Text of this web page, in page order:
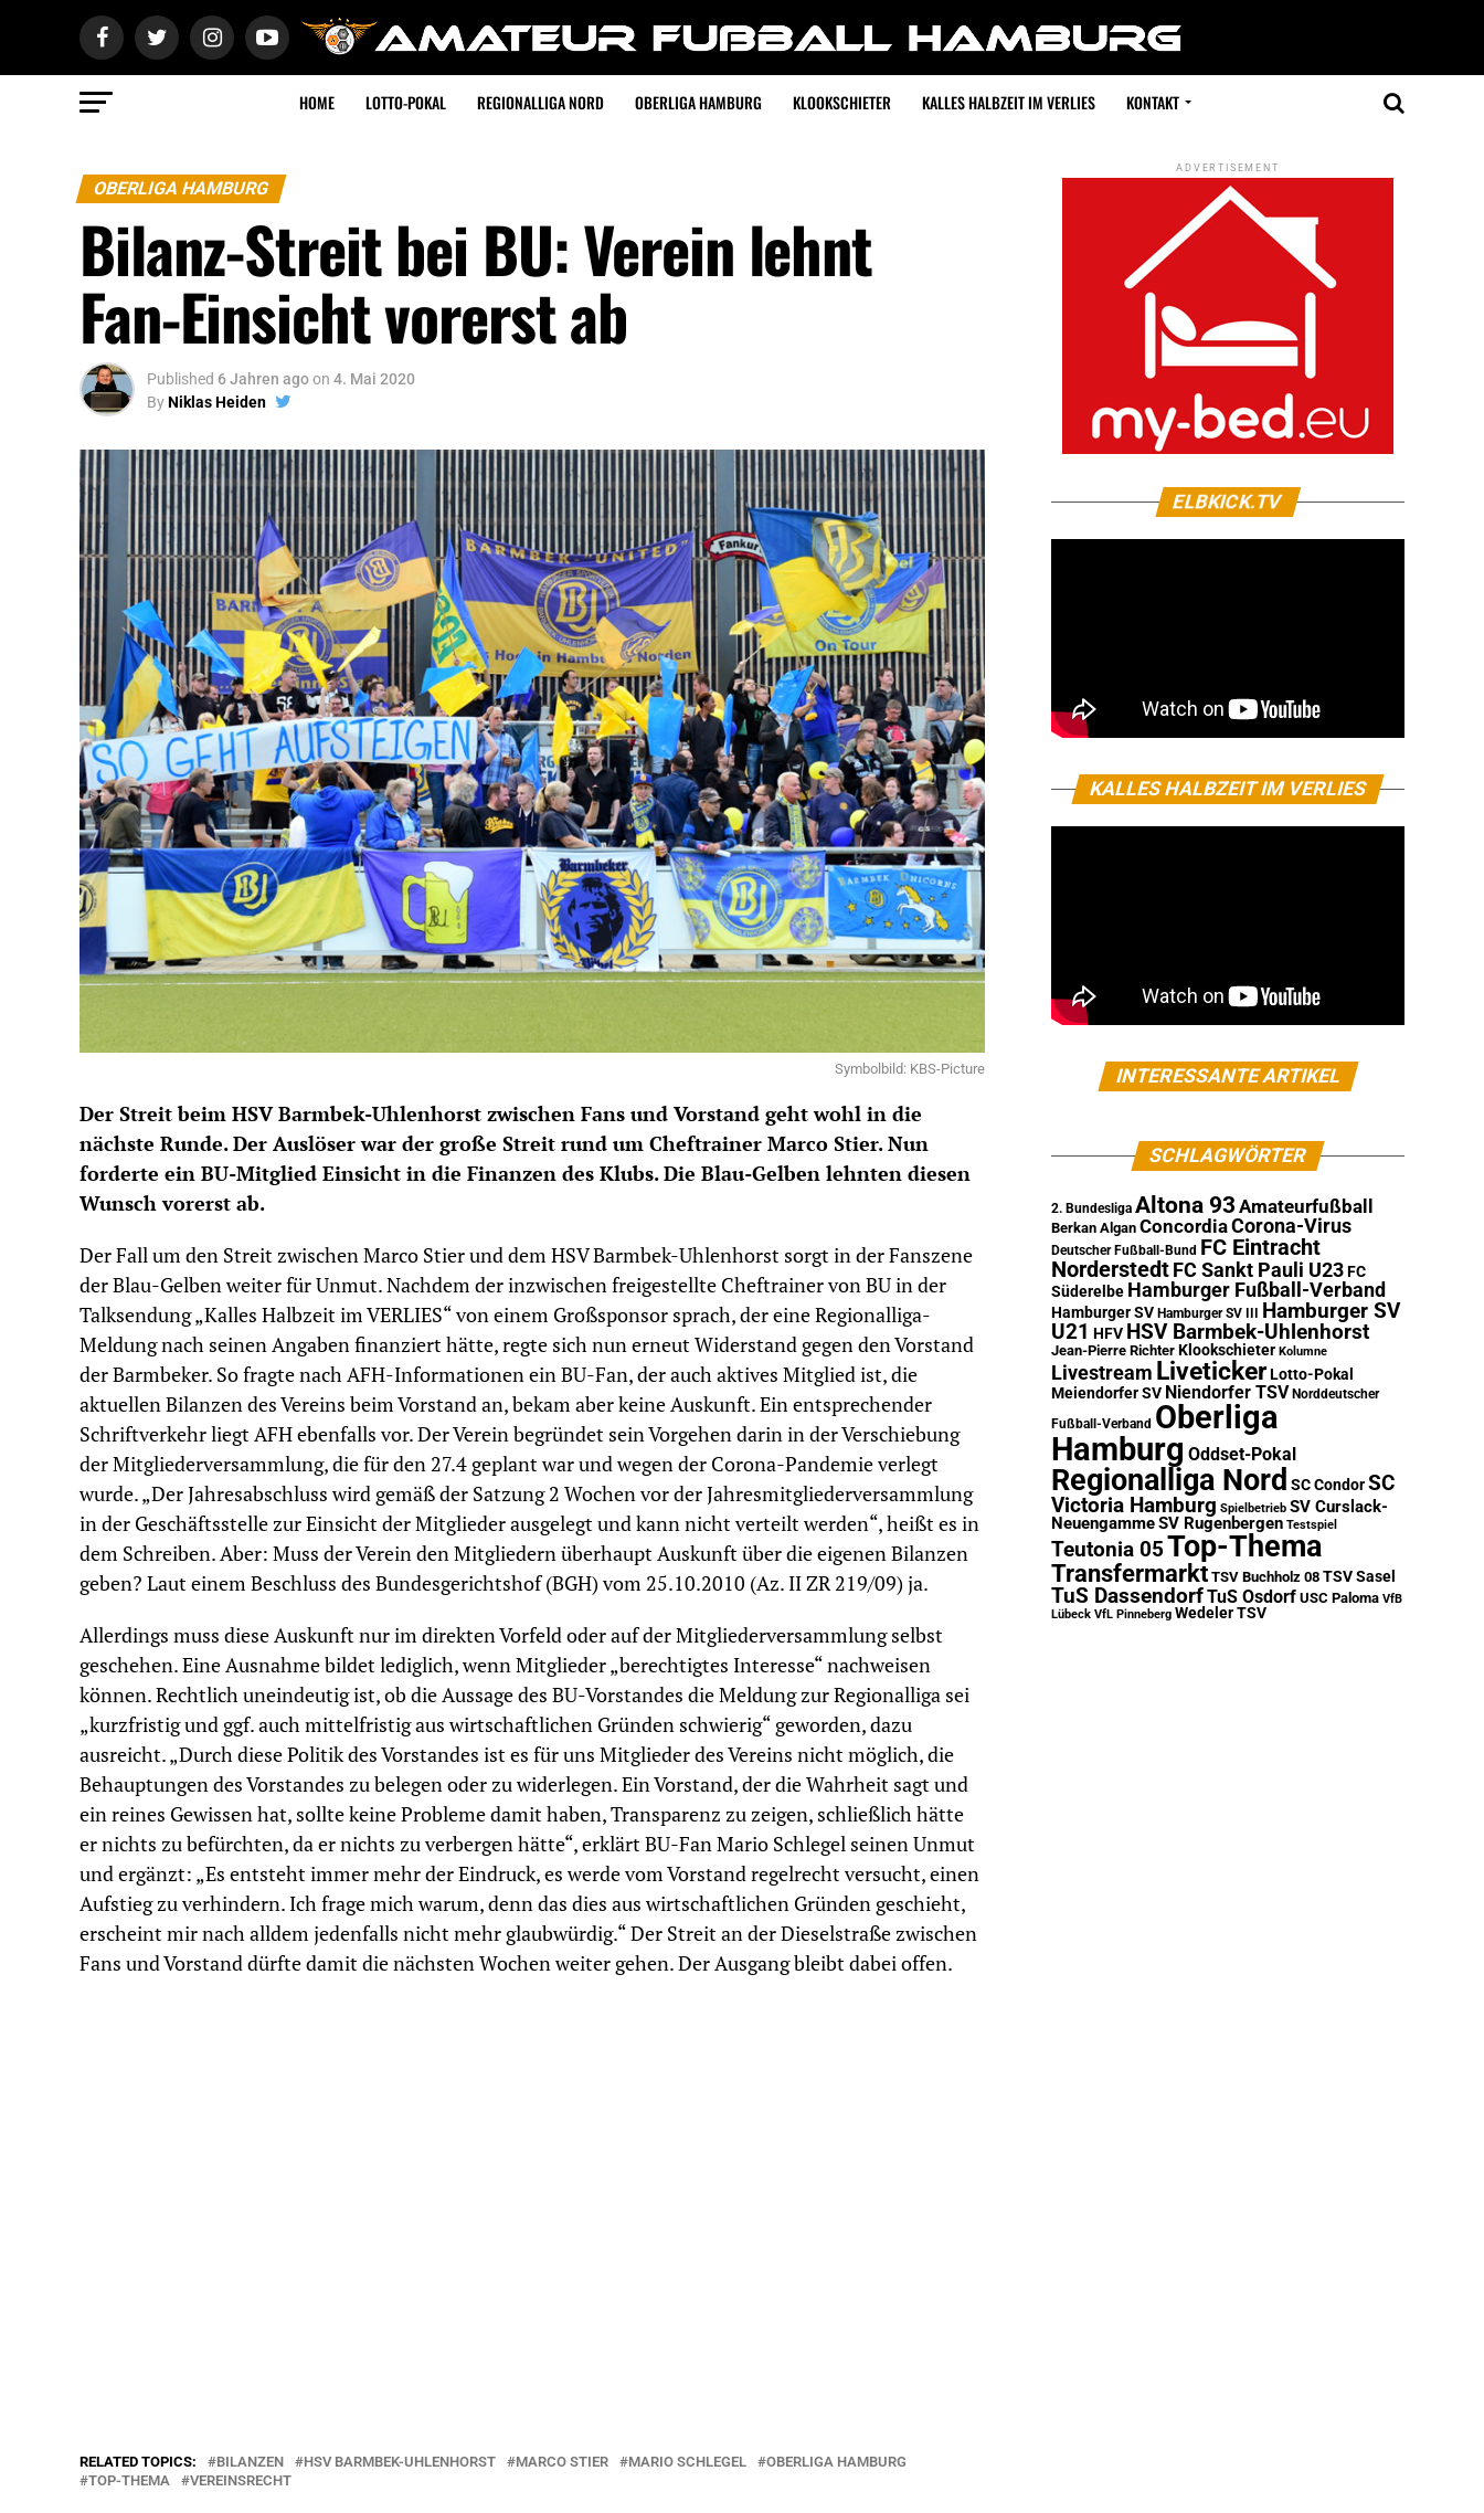
HOME LOTTO-POKAL REGIONALLIGA NORD OBERLIGA HAMBURG KLOOKSCHIETER KALLES HALBZEIT IM VERLIES KONTAKT
OBERLIGA HAMBURG
Bilanz-Streit bei BU: Verein lehnt
Fan-Einsicht vorerst ab
Published 6 Jahren agoon 4. Mai 2020
ByNiklas Heiden
Symbolbild: KBS-Picture
Der Streit beim HSV Barmbek-Uhlenhorst zwischen Fans und Vorstand geht wohl in die
nächste Runde. Der Auslöser war der große Streit rund um Cheftrainer Marco Stier. Nun
forderte ein BU-Mitglied Einsicht in die Finanzen des Klubs. Die Blau-Gelben lehnten diesen
Wunsch vorerst ab.
Der Fall um den Streit zwischen Marco Stier und dem HSV Barmbek-Uhlenhorst sorgt in der Fanszene
der Blau-Gelben weiter für Unmut. Nachdem der inzwischen freigestellte Cheftrainer von BU in der
Talksendung „Kalles Halbzeit im VERLIES“ von einem Großsponsor sprach, der eine Regionalliga-
Meldung nach seinen Angaben finanziert hätte, regte sich nun erneut Widerstand gegen den Vorstand
der Barmbeker. So fragte nach AFH-Informationen ein BU-Fan, der auch aktives Mitglied ist, die
aktuellen Bilanzen des Vereins beim Vorstand an, bekam aber keine Auskunft. Ein entsprechender
Schriftverkehr liegt AFH ebenfalls vor. Der Verein begründet sein Vorgehen darin in der Verschiebung
der Mitgliederversammlung, die für den 27.4 geplant war und wegen der Corona-Pandemie verlegt
wurde. „Der Jahresabschluss wird gemäß der Satzung 2 Wochen vor der Jahresmitgliederversammlung
in der Geschäftsstelle zur Einsicht der Mitglieder ausgelegt und kann nicht verteilt werden“, heißt es in
dem Schreiben. Aber: Muss der Verein den Mitgliedern überhaupt Auskunft über die eigenen Bilanzen
geben? Laut einem Beschluss des Bundesgerichtshof (BGH) vom 25.10.2010 (Az. II ZR 219/09) ja.
Allerdings muss diese Auskunft nur im direkten Vorfeld oder auf der Mitgliederversammlung selbst
geschehen. Eine Ausnahme bildet lediglich, wenn Mitglieder „berechtigtes Interesse“ nachweisen
können. Rechtlich uneindeutig ist, ob die Aussage des BU-Vorstandes die Meldung zur Regionalliga sei
„kurzfristig und ggf. auch mittelfristig aus wirtschaftlichen Gründen schwierig“ geworden, dazu
ausreicht. „Durch diese Politik des Vorstandes ist es für uns Mitglieder des Vereins nicht möglich, die
Behauptungen des Vorstandes zu belegen oder zu widerlegen. Ein Vorstand, der die Wahrheit sagt und
ein reines Gewissen hat, sollte keine Probleme damit haben, Transparenz zu zeigen, schließlich hätte
er nichts zu befürchten, da er nichts zu verbergen hätte“, erklärt BU-Fan Mario Schlegel seinen Unmut
und ergänzt: „Es entsteht immer mehr der Eindruck, es werde vom Vorstand regelrecht versucht, einen
Aufstieg zu verhindern. Ich frage mich warum, denn das dies aus wirtschaftlichen Gründen geschieht,
erscheint mir nach alldem jedenfalls nicht mehr glaubwürdig.“ Der Streit an der Dieselstraße zwischen
Fans und Vorstand dürfte damit die nächsten Wochen weiter gehen. Der Ausgang bleibt dabei offen.
RELATED TOPICS: BILANZEN HSV BARMBEK-UHLENHORST MARCO STIER MARIO SCHLEGEL
OBERLIGA HAMBURG
TOP-THEMA
VEREINSRECHT
ADVERTISEMENT
ELBKICK.TV
KALLES HALBZEIT IM VERLIES
INTERESSANTE ARTIKEL
SCHLAGWÖRTER
2. Bundesliga Altona 93 Amateurfußball
Berkan Algan ConcordiaCorona-Virus
Deutscher Fußball-Bund FC Eintracht
Norderstedt FC Sankt Pauli U23FC
Süderelbe Hamburger Fußball-Verband
Hamburger SV Hamburger SV III
Hamburger SV
U21 HFV HSV Barmbek-Uhlenhorst
Jean-Pierre Richter Klookschieter Kolumne
Livestream LivetickerLotto-Pokal
Meiendorfer SV Niendorfer TSV Norddeutscher
Fußball-Verband Oberliga
Hamburg Oddset-Pokal
Regionalliga Nord SC CondorSC
Victoria Hamburg Spielbetrieb SV Curslack-
NeuengammeSV Rugenbergen Testspiel
Teutonia 05Top-Thema
Transfermarkt TSV Buchholz 08 TSV Sasel
TuS DassendorfTuS Osdorf USC Paloma VfB
Lübeck VfL Pinneberg Wedeler TSV